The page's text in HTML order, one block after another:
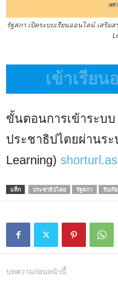
รัฐสภา เปิดระบบเรียนออนไลน์ เสริม
เข้าเรีย
ขั้นตอนการเข้าระบบ
ประชาธิปไตยผ่านร
Learning)
แท็ก ประชาธิปไตย รัฐสภา รับเกี
บทความก่อนหน้านี้